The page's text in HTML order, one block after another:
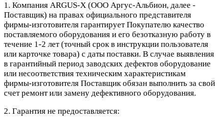
1. Компания ARGUS-X (ООО Аргус-Альбион, далее -
Поставщик) на правах официального представителя
фирмы-изготовителя гарантирует Покупателю качество
поставляемого оборудования и его безотказную работу в
течение 1-2 лет (точный срок в инструкции пользователя
или карточке товара) с даты поставки. В случае выявления
в гарантийный период заводских дефектов оборудование
или несоответствия техническим характеристикам
фирмы-изготовителя Поставщик обязан выполнить за свой
счет ремонт или замену дефективного оборудования.
2. Гарантия не предоставляется: